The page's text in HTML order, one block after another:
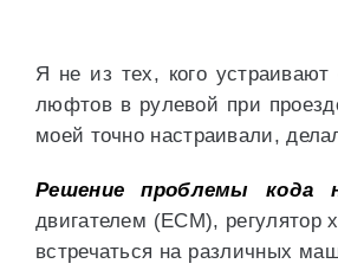
Я не из тех, кого
люфтов в рулевой при
моей точно настраивали,
Решение проблемы кода
двигателем (ECM), регулятор
встречаться на различных